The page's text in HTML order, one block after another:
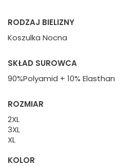
RODZAJ BIELIZNY
Koszulka Nocna
SKŁAD SUROWCA
90%Polyamid + 10% Elasthan
ROZMIAR
2XL
3XL
XL
KOLOR